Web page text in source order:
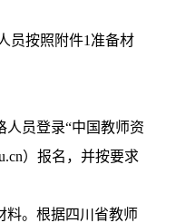
员按照附件1准备材
人员登录“中国教师资
）报名，并按要求
料。根据四川省教师